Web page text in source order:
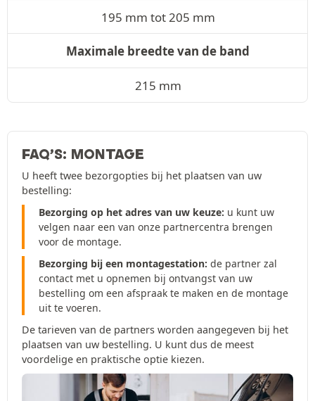
195 mm tot 205 mm
Maximale breedte van de band
215 mm
FAQ’S: MONTAGE
U heeft twee bezorgopties bij het plaatsen van uw
bestelling:
Bezorging op het adres van uw keuze: u kunt uw
velgen naar een van onze partnercentra brengen
voor de montage.
Bezorging bij een montagestation: de partner zal
contact met u opnemen bij ontvangst van uw
bestelling om een afspraak te maken en de montage
uit te voeren.
De tarieven van de partners worden aangegeven bij het
plaatsen van uw bestelling. U kunt dus de meest
voordelige en praktische optie kiezen.